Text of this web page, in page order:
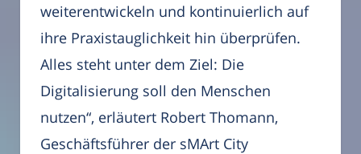
weiterentwickeln und kontinuierlich auf
ihre Praxistauglichkeit hin überprüfen.
Alles steht unter dem Ziel: Die
Digitalisierung soll den Menschen
nutzen“, erläutert Robert Thomann,
Geschäftsführer der sMArt City